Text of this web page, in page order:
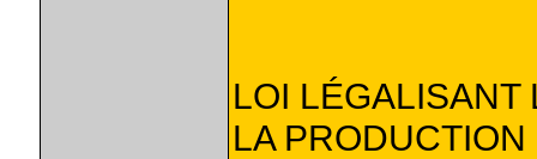
LOI LÉGALISANT
LA